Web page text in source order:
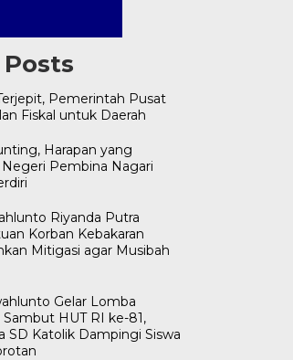
Sawahlunto
Bekal
Public
Pemerintah Pusat Siapkan
Bantalan Fiskal untuk
Pemerintah Pusat
Fiskal untuk Daerah
Harapan yang
Negeri Pembina Nagari
Riyanda Putra
Korban Kebakaran
Mitigasi agar Musibah
Gelar Lomba
HUT RI ke-81,
SD Katolik Dampingi Siswa